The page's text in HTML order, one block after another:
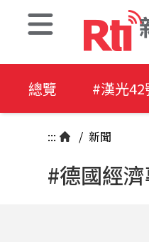
總覽 #漢光42
::: / 新聞
#德國經